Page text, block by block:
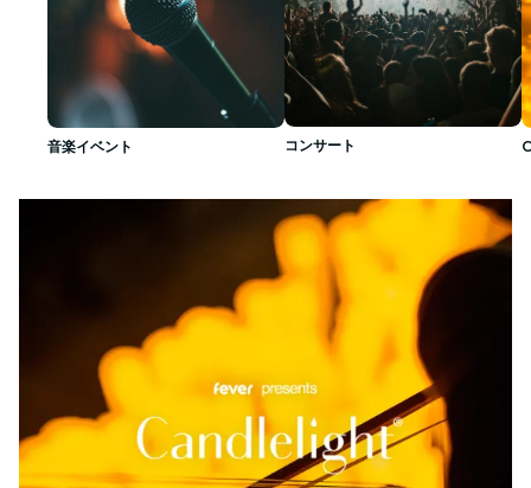
音楽イベント コンサート